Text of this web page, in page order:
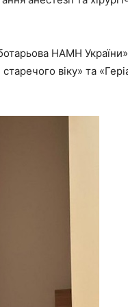
НАМН
віку» та